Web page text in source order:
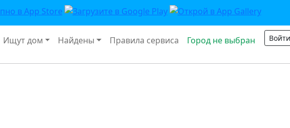
Ищут дом Найдены Правила сервиса Город не выбран Войти